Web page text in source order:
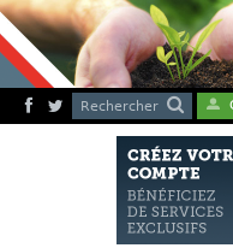
Rechercher